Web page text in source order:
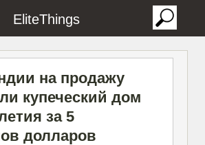
EliteThings
на продажу
купеческий дом
за 5
долларов